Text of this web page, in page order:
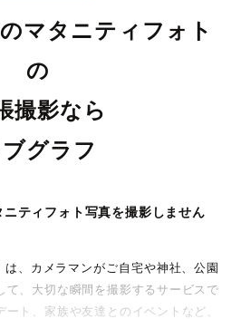
マタニティフォト
の
撮影なら
グラフ
ティフォト写真を撮影しません
、カメラマンがご自宅や神社、公園
て、大切な瞬間を撮影するサービスで
ト、家族や友達とのイベントなど、